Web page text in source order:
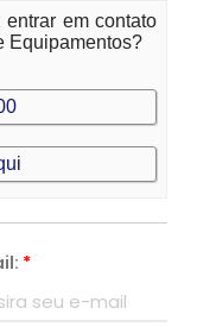
em contato
Equipamentos?
*